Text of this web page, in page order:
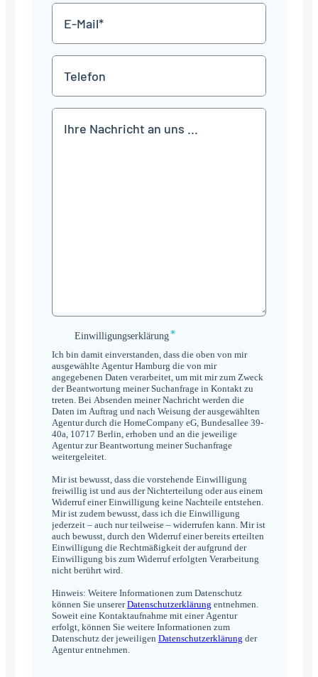
Mail
*
Einwilligungserklärung
Einwilligungserklärung*
Ich bin damit einverstanden, dass die oben von mir
ausgewählte Agentur Hamburg die von mir
angegebenen Daten verarbeitet, um mit mir zum Zweck
der Beantwortung meiner Suchanfrage in Kontakt zu
treten. Bei Absenden meiner Nachricht werden die
Daten im Auftrag und nach Weisung der ausgewählten
Agentur durch die HomeCompany eG, Bundesallee 39-
40a, 10717 Berlin, erhoben und an die jeweilige
Agentur zur Beantwortung meiner Suchanfrage
weitergeleitet.
Mir ist bewusst, dass die vorstehende Einwilligung
freiwillig ist und aus der Nichterteilung oder aus einem
Widerruf einer Einwilligung keine Nachteile entstehen.
Mir ist zudem bewusst, dass ich die Einwilligung
jederzeit – auch nur teilweise – widerrufen kann. Mir ist
auch bewusst, durch den Widerruf einer bereits erteilten
Einwilligung die Rechtmäßigkeit der aufgrund der
Einwilligung bis zum Widerruf erfolgten Verarbeitung
nicht berührt wird.
Hinweis: Weitere Informationen zum Datenschutz
können Sie unsererDatenschutzerklärung entnehmen.
Soweit eine Kontaktaufnahme mit einer Agentur
erfolgt, können Sie weitere Informationen zum
Datenschutz der jeweiligen Datenschutzerklärung der
Agentur entnehmen.